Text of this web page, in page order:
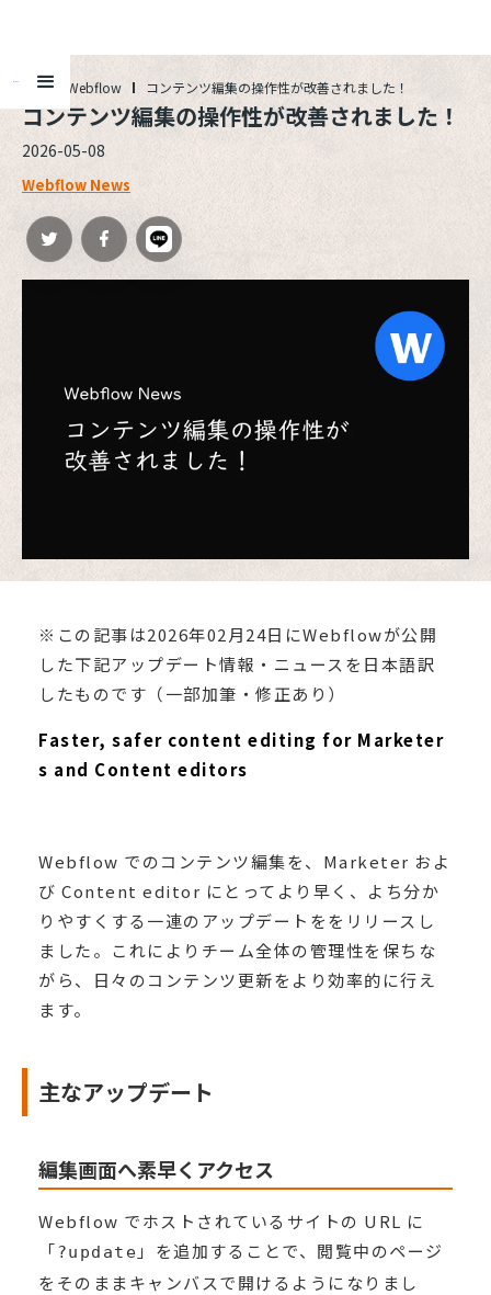
ALL Webflow コンテンツ編集の操作性が改善されました！
コンテンツ編集の操作性が改善されました！
2026-05-08
Webflow News
※この記事は2026年02月24日にWebflowが公開
した下記アップデート情報・ニュースを日本語訳
したものです（一部加筆・修正あり）
Faster, safer content editing for Marketer
s and Content editors
Webflow でのコンテンツ編集を、Marketer およ
び Content editor にとってより早く、よち分か
りやすくする一連のアップデートををリリースし
ました。これによりチーム全体の管理性を保ちな
がら、日々のコンテンツ更新をより効率的に行え
ます。
主なアップデート
編集画面へ素早くアクセス
Webflow でホストされているサイトの URL に
「?update 」を追加することで、閲覧中のページ
をそのままキャンバスで開けるようになりまし